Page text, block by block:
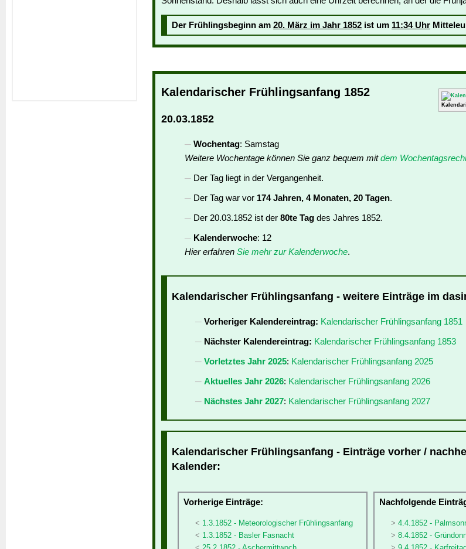
Der Frühlingsbeginn am 20. März im Jahr 1852 ist um 11:34 Uhr
Kalendarischer Frühlingsanfang 1852
20.03.1852
Wochentag: Samstag
Weitere Wochentage können Sie ganz bequem mitdem
Der Tag liegt in der Vergangenheit.
Der Tag war vor 174 Jahren, 4 Monaten, 20 Tagen.
Der 20.03.1852 ist der 80te Tag des Jahres 1852.
Kalenderwoche: 12
Hier erfahren Sie mehr zur Kalenderwoche.
Kalendarischer Frühlingsanfang - weitere Einträge im
Vorheriger Kalendereintrag: Kalendarischer Frühlingsanfang 1851
Nächster Kalendereintrag: Kalendarischer Frühlingsanfang 1853
Vorletztes Jahr 2025: Kalendarischer Frühlingsanfang 2025
Aktuelles Jahr 2026: Kalendarischer Frühlingsanfang 2026
Nächstes Jahr 2027: Kalendarischer Frühlingsanfang 2027
Kalendarischer Frühlingsanfang - Einträge vorher /
Kalender:
Vorherige Einträge:
1.3.1852 - Meteorologischer Frühlingsanfang
1.3.1852 - Basler Fasnacht
Nachfolgende
4.4.1852 -
8.4.1852 -